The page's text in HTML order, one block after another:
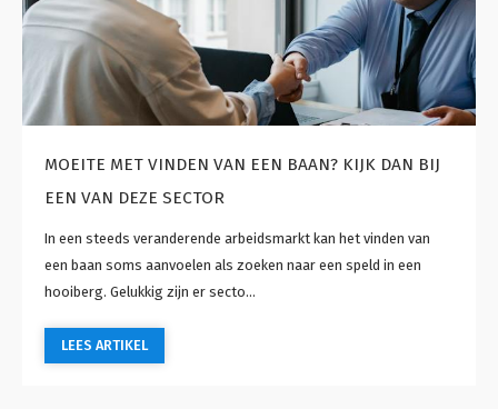
MOEITE MET VINDEN VAN EEN BAAN? KIJK DAN BIJ
EEN VAN DEZE SECTOR
In een steeds veranderende arbeidsmarkt kan het vinden van
een baan soms aanvoelen als zoeken naar een speld in een
hooiberg. Gelukkig zijn er secto...
LEES ARTIKEL